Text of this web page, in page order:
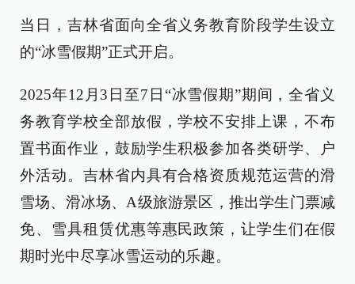
当日，吉林省面向全省义务教育阶段学生设立
的“冰雪假期”正式开启。
2025年12月3日至7日“冰雪假期”期间，全省义
务教育学校全部放假，学校不安排上课，不布
置书面作业，鼓励学生积极参加各类研学、户
外活动。吉林省内具有合格资质规范运营的滑
雪场、滑冰场、A级旅游景区，推出学生门票减
免、雪具租赁优惠等惠民政策，让学生们在假
期时光中尽享冰雪运动的乐趣。